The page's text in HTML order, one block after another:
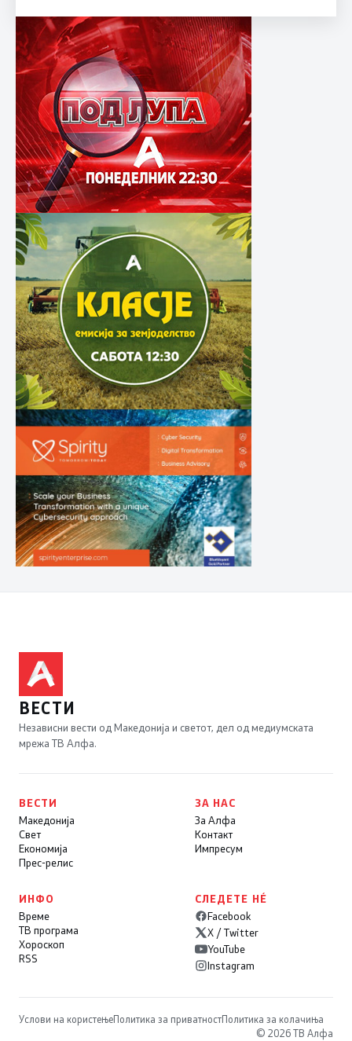
ВЕСТИ
Независни вести од Македонија и светот, дел од медиумската
мрежа ТВ Алфа.
ВЕСТИ
Македонија
Свет
Економија
Прес-релис
ЗА НАС
За Алфа
Контакт
Импресум
ИНФО
Време
ТВ програма
Хороскоп
RSS
СЛЕДЕТЕ НÉ
Facebook
X / Twitter
YouTube
Instagram
Услови на користењеПолитика за приватностПолитика за колачиња
© 2026 ТВ Алфа